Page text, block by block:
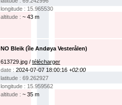
longitude : 15.965530
altitude : ~ 43 m
NO Bleik (île Andøya Vesterålen)
613729.jpg / télécharger
date : 2024-07-07 18:00:16 +02:00
latitude : 69.262927
longitude : 15.959562
altitude : ~ 35 m